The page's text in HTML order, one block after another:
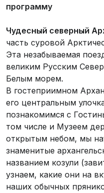
программу
Чудесный северный
часть суровой
Эта незабываемая
великим Русским
Белым морем.
В гостеприимном
его центральным
познакомимся с
том числе и Музеем
открытым небом, мы
знаменитые
названием козули
узнаем, какие они на
наших обычных